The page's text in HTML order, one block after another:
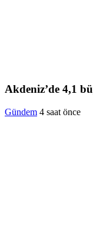
Akdeniz’de 4,1
Gündem 4 saat önce